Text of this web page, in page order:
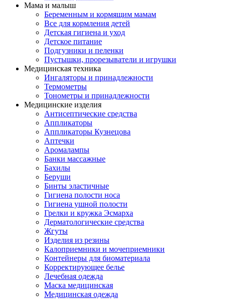
Мама и малыш
Беременным и кормящим мамам
Все для кормления детей
Детская гигиена и уход
Детское питание
Подгузники и пеленки
Пустышки, прорезыватели и игрушки
Медицинская техника
Ингаляторы и принадлежности
Термометры
Тонометры и принадлежности
Медицинские изделия
Антисептические средства
Аппликаторы
Аппликаторы Кузнецова
Аптечки
Аромалампы
Банки массажные
Бахилы
Беруши
Бинты эластичные
Гигиена полости носа
Гигиена ушной полости
Грелки и кружка Эсмарха
Дерматологические средства
Жгуты
Изделия из резины
Калоприемники и мочеприемники
Контейнеры для биоматериала
Корректирующее белье
Лечебная одежда
Маска медицинская
Медицинская одежда